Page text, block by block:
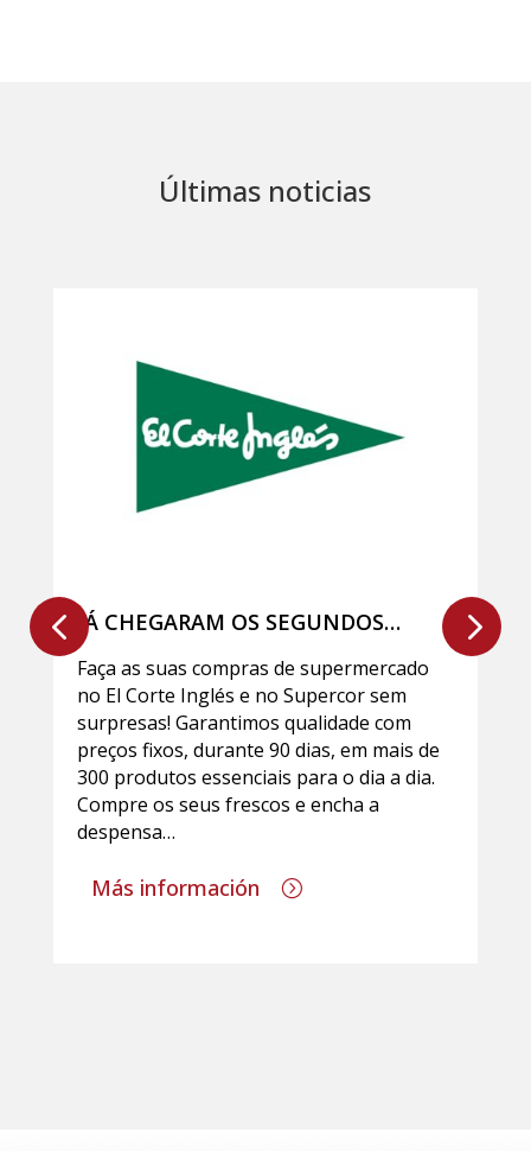
Últimas noticias
JÁ CHEGARAM OS SEGUNDOS
SALDOS DO EL CORTE INGLÉS
Faça as suas compras de supermercado
no El Corte Inglés e no Supercor sem
surpresas! Garantimos qualidade com
preços fixos, durante 90 dias, em mais de
300 produtos essenciais para o dia a dia.
Compre os seus frescos e encha a
despensa…
Más información